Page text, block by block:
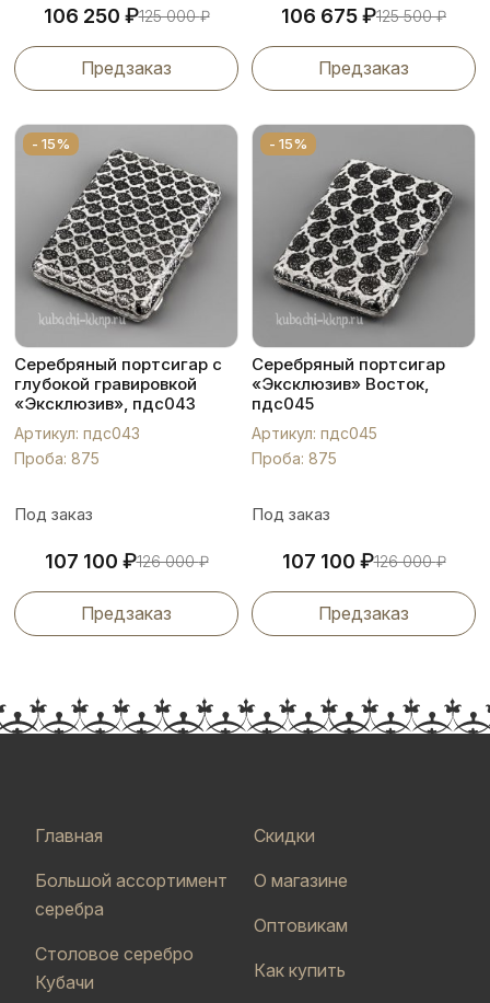
106 250 ₽125 000₽
Предзаказ
106 675₽125 500₽
Предзаказ
- 15%
Серебряный портсигар с
глубокой гравировкой
«Эксклюзив», пдс043
Артикул: пдс043
Проба: 875
Под заказ
107 100 ₽126 000₽
Предзаказ
- 15%
Серебряный портсигар
«Эксклюзив» Восток,
пдс045
Артикул: пдс045
Проба: 875
Под заказ
107 100 ₽126 000₽
Предзаказ
Главная
Большой ассортимент
серебра
Столовое серебро
Кубачи
Скидки
О магазине
Оптовикам
Как купить